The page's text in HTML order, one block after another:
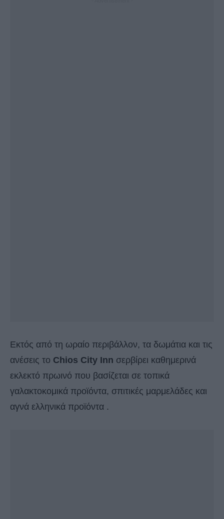
Εκτός από τη ωραίο περιβάλλον, τα δωμάτια και τις
ανέσεις το Chios City Inn σερβίρει καθημερινά
εκλεκτό πρωινό που βασίζεται σε τοπικά
γαλακτοκομικά προϊόντα, σπιτικές μαρμελάδες και
αγνά ελληνικά προϊόντα .